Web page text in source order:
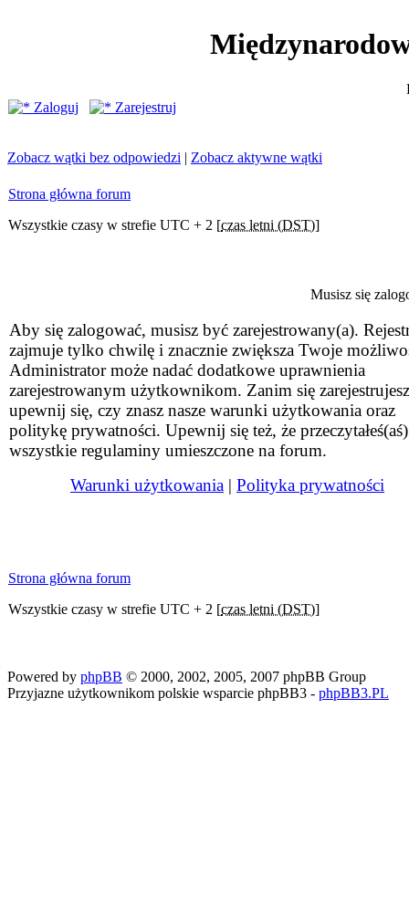
Zaloguj
Zarejestruj
Zobacz wątki bez odpowiedzi | Zobacz aktywne wątki
Strona główna forum
Wszystkie czasy w strefie UTC + 2 [czas letni (DST)]
Musisz się
Aby się zalogować, musisz być zarejestrowany(a).
zajmuje tylko chwilę i znacznie zwiększa Twoje
Administrator może nadać dodatkowe uprawnienia
zarejestrowanym użytkownikom. Zanim się
upewnij się, czy znasz nasze warunki użytkowania oraz
politykę prywatności. Upewnij się też, że przeczytałeś(aś)
wszystkie regulaminy umieszczone na forum.
Warunki użytkowania | Polityka prywatności
Strona główna forum
Wszystkie czasy w strefie UTC + 2 [czas letni (DST)]
Powered by phpBB © 2000, 2002, 2005, 2007 phpBB Group
Przyjazne użytkownikom polskie wsparcie phpBB3 - phpBB3.PL